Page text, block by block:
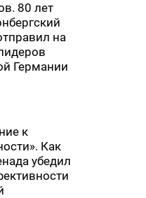
80 лет
на
Германии
к
Как
убедил